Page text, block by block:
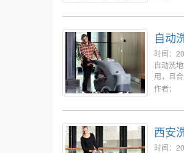
力。
自动
时间：
自动洗
用，且
砖、粗
作者：
西安
时间：